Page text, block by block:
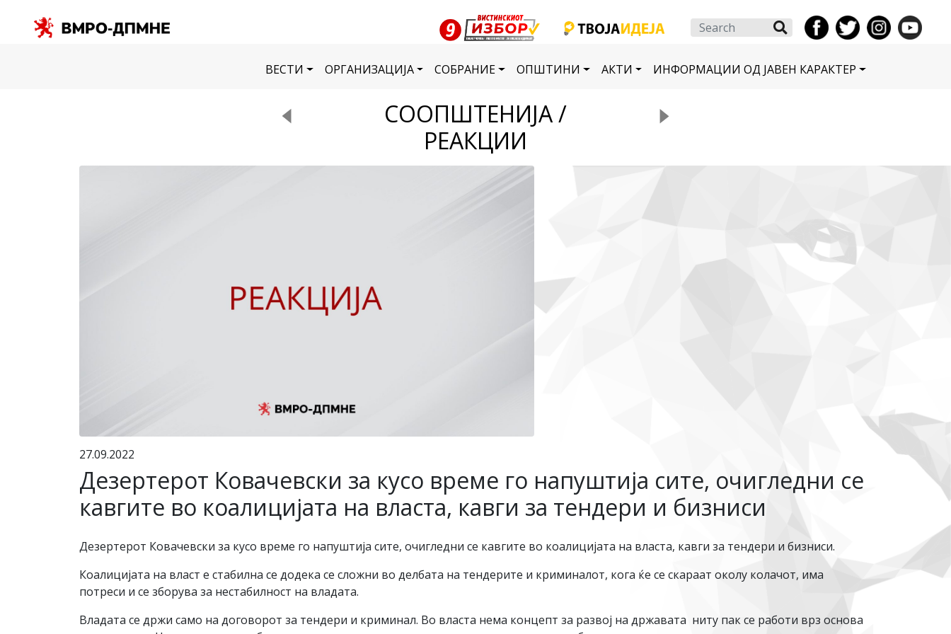
Search
ВЕСТИ ОРГАНИЗАЦИЈА СОБРАНИЕ ОПШТИНИ АКТИ ИНФОРМАЦИИ ОД ЈАВЕН КАРАКТЕР
СООПШТЕНИЈА /
РЕАКЦИИ
27.09.2022
Дезертерот Ковачевски за кусо време го напуштија сите, очигледни се
кавгите во коалицијата на власта, кавги за тендери и бизниси
Дезертерот Ковачевски за кусо време го напуштија сите, очигледни се кавгите во коалицијата на власта, кавги за тендери и бизниси.
Коалицијата на власт е стабилна се додека се сложни во делбата на тендерите и криминалот, кога ќе се скараат околу колачот, има
потреси и се зборува за нестабилност на владата.
Владата се држи само на договорот за тендери и криминал. Во власта нема концепт за развој на државата ниту пак се работи врз основа